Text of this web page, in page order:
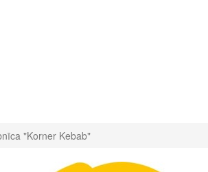
"Korner Kebab"